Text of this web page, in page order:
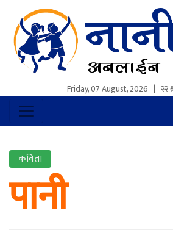
Friday, 07 August, 2026 | २२
कविता
पानी